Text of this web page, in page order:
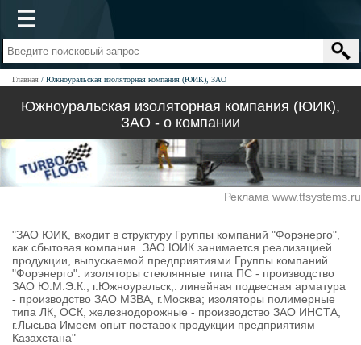
Главная Южноуральская изоляторная компания (ЮИК), ЗАО
Южноуральская изоляторная компания (ЮИК),
ЗАО - о компании
Реклама www.tfsystems.ru
"ЗАО ЮИК, входит в структуру Группы компаний "Форэнерго",
как сбытовая компания. ЗАО ЮИК занимается реализацией
продукции, выпускаемой предприятиями Группы компаний
"Форэнерго". изоляторы стеклянные типа ПС - производство
ЗАО Ю.М.Э.К., г.Южноуральск;. линейная подвесная арматура
- производство ЗАО МЗВА, г.Москва; изоляторы полимерные
типа ЛК, ОСК, железнодорожные - производство ЗАО ИНСТА,
г.Лысьва Имеем опыт поставок продукции предприятиям
Казахстана"